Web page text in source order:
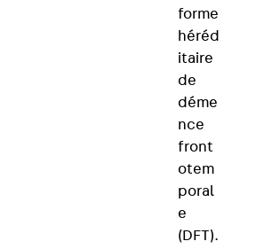
forme
héréd
itaire
de
déme
nce
front
otem
poral
e
(DFT).